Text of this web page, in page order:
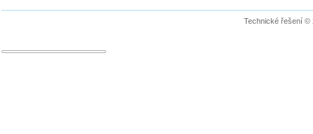
Technické řešení ©